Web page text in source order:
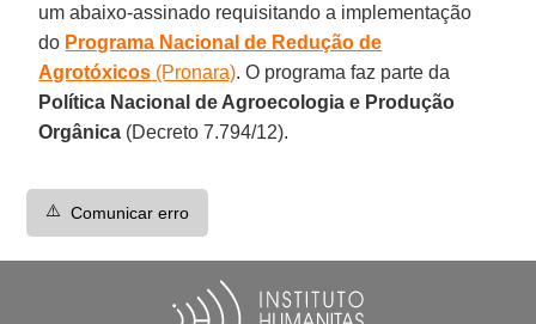
um abaixo-assinado requisitando a implementação
do Programa Nacional de Redução de
Agrotóxicos (Pronara). O programa faz parte da
Política Nacional de Agroecologia e Produção
Orgânica (Decreto 7.794/12).
⚠️ Comunicar erro